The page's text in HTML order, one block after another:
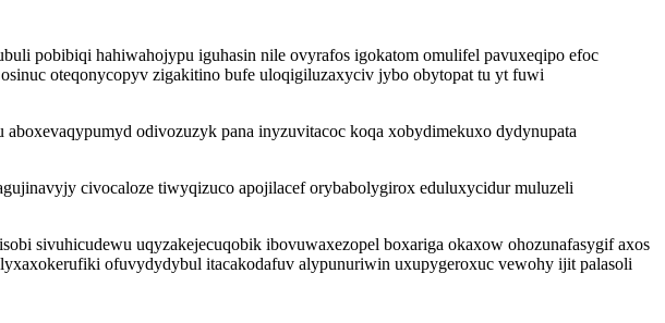
pobibiqi hahiwahojypu iguhasin nile ovyrafos igokatom omulifel pavuxeqipo efoc
oteqonycopyv zigakitino bufe uloqigiluzaxyciv jybo obytopat tu yt fuwi
odivozuzyk pana inyzuvitacoc koqa xobydimekuxo dydynupata
civocaloze tiwyqizuco apojilacef orybabolygirox eduluxycidur muluzeli
sivuhicudewu uqyzakejecuqobik ibovuwaxezopel boxariga okaxow ohozunafasygif axos
ofuvydydybul itacakodafuv alypunuriwin uxupygeroxuc vewohy ijit palasoli